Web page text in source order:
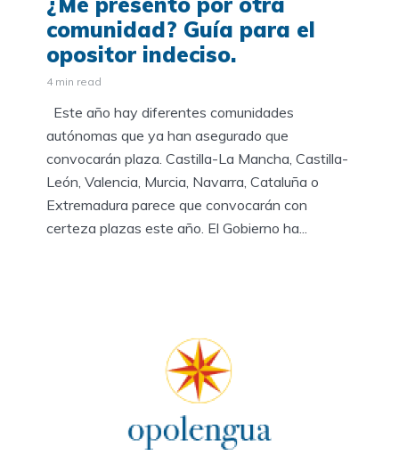
comunidad? Guía para el
opositor indeciso.
4 min read
Este año hay diferentes comunidades
autónomas que ya han asegurado que
convocarán plaza. Castilla-La Mancha, Castilla-
León, Valencia, Murcia, Navarra, Cataluña o
Extremadura parece que convocarán con
certeza plazas este año. El Gobierno ha...